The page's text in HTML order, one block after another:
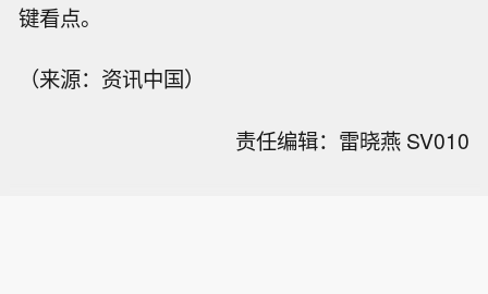
键看点。
（来源：资讯中国）
责任编辑：雷晓燕 SV010